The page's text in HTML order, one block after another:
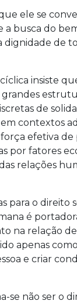
ele se
busca do
dignidade de
insiste
de
contextos
efetiva
por fatores
relações
para o direito
é
na relação
apenas
e criar
se não ser o